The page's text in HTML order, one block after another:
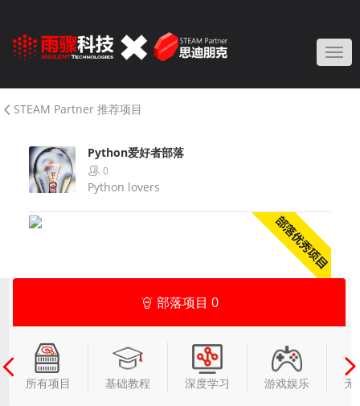
STEAM Partner 推荐项目
Python爱好者部落
0
Python lovers
部落项目 0
所有项目 基础教程 深度学习 游戏娱乐 无